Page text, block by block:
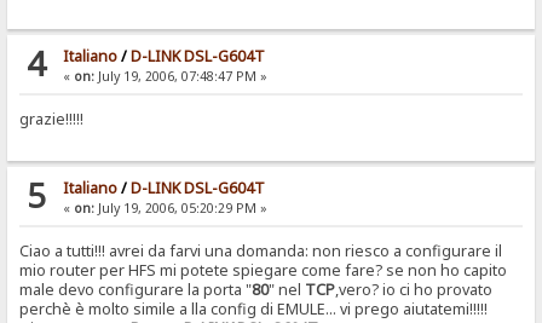
4 Italiano/D-LINK DSL-G604T
« on:July 19, 2006, 07:48:47 PM »
grazie!!!!!
5 Italiano/D-LINK DSL-G604T
« on:July 19, 2006, 05:20:29 PM »
Ciao a tutti!!! avrei da farvi una domanda: non riesco a configurare il
mio router per HFS mi potete spiegare come fare? se non ho capito
male devo configurare la porta "80" nel TCP,vero? io ci ho provato
perchè è molto simile a lla config di EMULE... vi prego aiutatemi!!!!!